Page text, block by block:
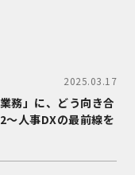
2025.03.17
務」に、どう向き合
～人事DXの最前線を